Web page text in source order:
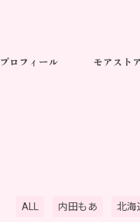
プロフィール モアスト
ALL 内田もあ 北海